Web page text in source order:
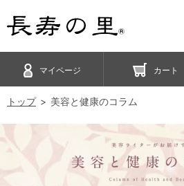
マイページ カート
トップ 美容と健康のコラム